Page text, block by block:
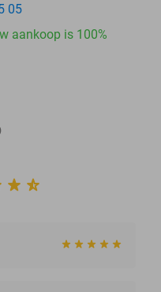
05
aankoop is 100%